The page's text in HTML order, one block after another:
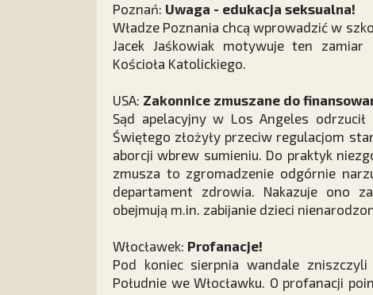
Poznań: Uwaga - edukacja seksualna!
Władze Poznania chcą wprowadzić w
Jacek Jaśkowiak motywuje ten
Kościoła Katolickiego.
USA: Zakonnice zmuszane do
Sąd apelacyjny w Los Angeles odrzucił
Świętego złożyły przeciw regulacjom
aborcji wbrew sumieniu. Do praktyk
zmusza to zgromadzenie odgórnie
departament zdrowia. Nakazuje ono
obejmują m.in. zabijanie dzieci
Włocławek: Profanacje!
Pod koniec sierpnia wandale
Południe we Włocławku. O profanacji